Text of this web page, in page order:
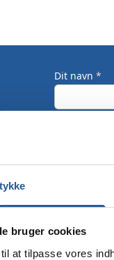
bruger cookies
at tilpasse vores
Dit navn *